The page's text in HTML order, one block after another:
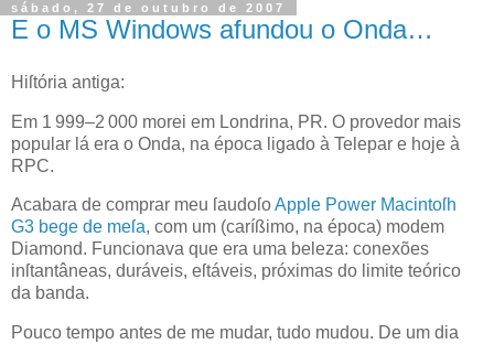
sábado, 27 de outubro de 2007
E o MS Windows afundou o Onda…
H iſtória antiga:
Em 1 999–2 000 morei em Londrina, PR. O provedor mais
popular lá era o Onda, na época ligado à Telepar e hoje à
RPC.
Acabara de comprar meu ſaudoſoApple Power Macintoſh
G3 bege de meſa, com um (caríßimo, na época) modem
Diamond. Funcionava que era uma beleza: conexões
inſtantâneas, duráveis, eſtáveis, próximas do limite teórico
da banda.
Pouco tempo antes de me mudar, tudo mudou. De um dia